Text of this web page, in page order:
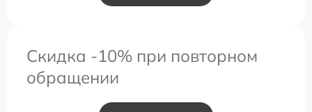
Скидка -10% при повторном
обращении